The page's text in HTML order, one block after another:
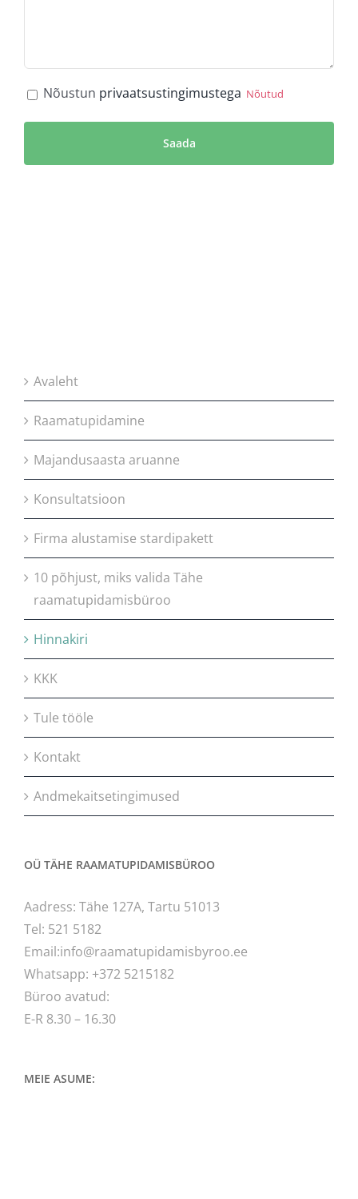
Consent
Nõustun privaatsustingimustega Nõutud
Avaleht
Raamatupidamine
Majandusaasta aruanne
Konsultatsioon
Firma alustamise stardipakett
10 põhjust, miks valida Tähe
raamatupidamisbüroo
Hinnakiri
KKK
Tule tööle
Kontakt
Andmekaitsetingimused
OÜ TÄHE RAAMATUPIDAMISBÜROO
Aadress: Tähe 127A, Tartu 51013
Tel: 521 5182
Email:info@raamatupidamisbyroo.ee
Whatsapp: +372 5215182
Büroo avatud:
E-R 8.30 – 16.30
MEIE ASUME: